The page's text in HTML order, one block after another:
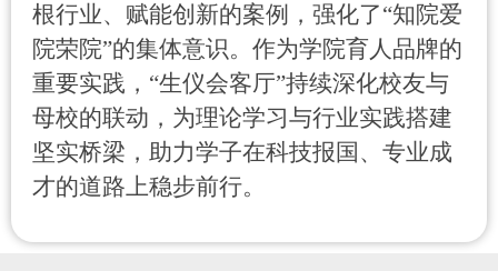
根行业、赋能创新的案例，强化了“知院爱
院荣院”的集体意识。作为学院育人品牌的
重要实践， “生仪会客厅”持续深化校友与
母校的联动，为理论学习与行业实践搭建
坚实桥梁，助力学子在科技报国、专业成
才的道路上稳步前行。